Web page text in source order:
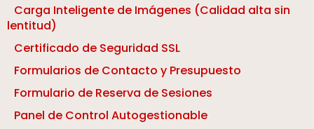
Carga Inteligente de Imágenes (Calidad alta sin
lentitud)
Certificado de Seguridad SSL
Formularios de Contacto y Presupuesto
Formulario de Reserva de Sesiones
Panel de Control Autogestionable